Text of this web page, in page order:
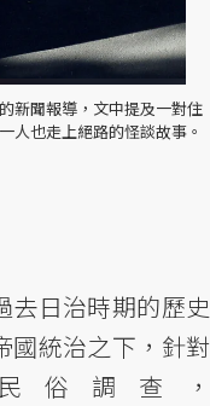
新聞報導，文中提及一對住
人也走上絕路的怪談故事。
去日治時期的歷史
國統治之下，針對
俗調查，